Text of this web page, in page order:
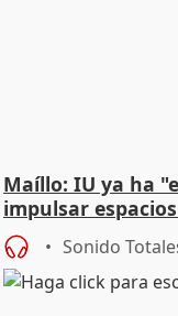
Maíllo: IU ya ha
impulsar
Sonido